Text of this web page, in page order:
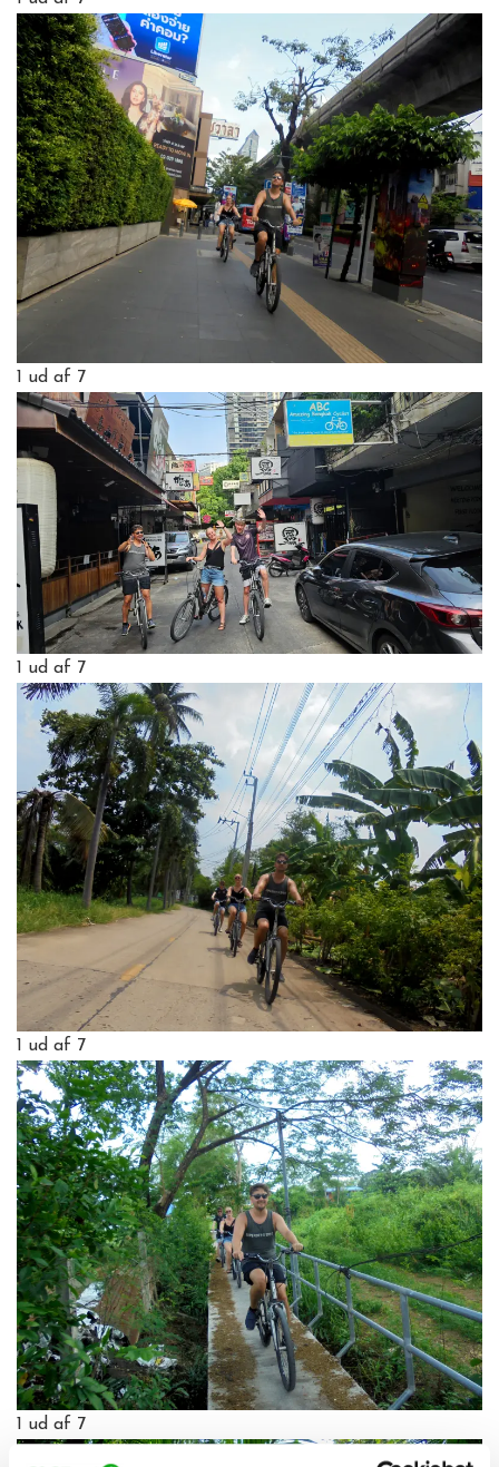
1 ud af 7
1 ud af 7
1 ud af 7
1 ud af 7